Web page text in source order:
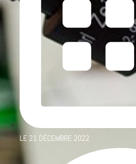
LE21 DÉCEMBRE 2022